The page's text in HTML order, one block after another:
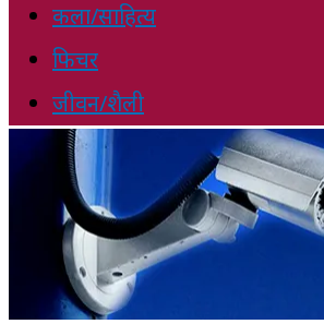
कला/साहित्य
फिचर
जीवन/शैली